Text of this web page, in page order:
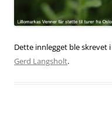
Dette innlegget ble skrevet i
Gerd Langsholt.